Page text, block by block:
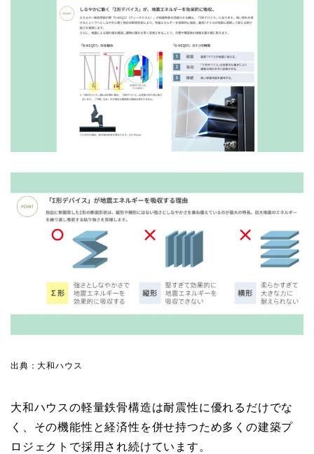
出典：大和ハウス
大和ハウスの軽量鉄骨構造は耐震性に優れるだけでな
く、その機能性と経済性を併せ持つため多くの建築プ
ロジェクトで採用され続けています。